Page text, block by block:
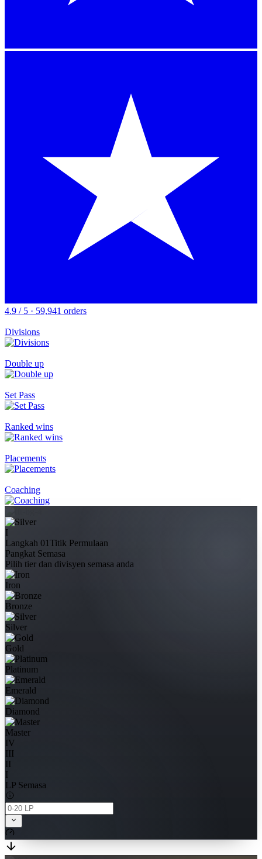
4.9 / 5 · 59,941 orders
Divisions
Double up
Set Pass
Ranked wins
Placements
Coaching
I
Langkah 01Titik Permulaan
Pangkat Semasa
Pilih tier dan divisyen semasa anda
Iron
Bronze
Silver
Gold
Platinum
Emerald
Diamond
Master
IV
III
II
I
LP Semasa